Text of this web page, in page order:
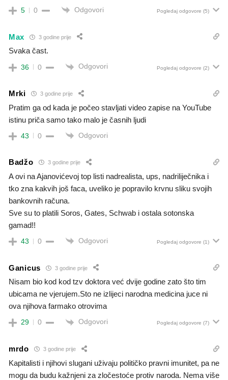
5 0 Odgovori Pogledaj odgovore (5)
Max 3 godine prije
Svaka čast.
36 0 Odgovori Pogledaj odgovore (2)
Mrki 3 godine prije
Pratim ga od kada je počeo stavljati video zapise na YouTube
istinu priča samo tako malo je časnih ljudi
43 0 Odgovori
Badžo 3 godine prije
A ovi na Ajanovićevoj top listi nadrealista, ups, nadriliječnika i
tko zna kakvih još faca, uveliko je popravilo krvnu sliku svojih
bankovnih računa.
Sve su to platili Soros, Gates, Schwab i ostala sotonska
gamad!!
43 0 Odgovori Pogledaj odgovore (1)
Ganicus 3 godine prije
Nisam bio kod kod tzv doktora već dvije godine zato što tim
ubicama ne vjerujem.Sto ne izlijeci narodna medicina juce ni
ova njihova farmako otrovima
29 0 Odgovori Pogledaj odgovore (7)
mrdo 3 godine prije
Kapitalisti i njihovi slugani uživaju političko pravni imunitet, pa ne
mogu da budu kažnjeni za zločestoće protiv naroda. Nema više